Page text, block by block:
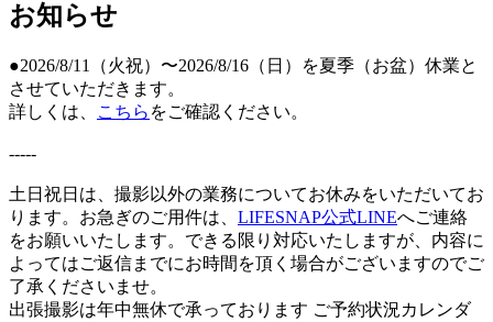
お知らせ
●2026/8/11（火祝）〜2026/8/16（日）を夏季（お盆）休業と
させていただきます。
詳しくは、
こちら をご確認ください。
-----
土日祝日は、撮影以外の業務についてお休みをいただいてお
ります。お急ぎのご用件は、 LIFESNAP公式LINEへご連絡
をお願いいたします。できる限り対応いたしますが、内容に
よってはご返信までにお時間を頂く場合がございますのでご
了承くださいませ。
出張撮影は年中無休で承っております ご予約状況カレンダ